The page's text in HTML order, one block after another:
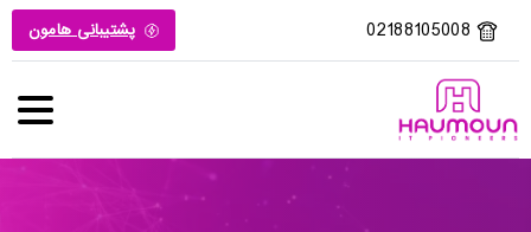
02188105008 پشتیبانی هامون